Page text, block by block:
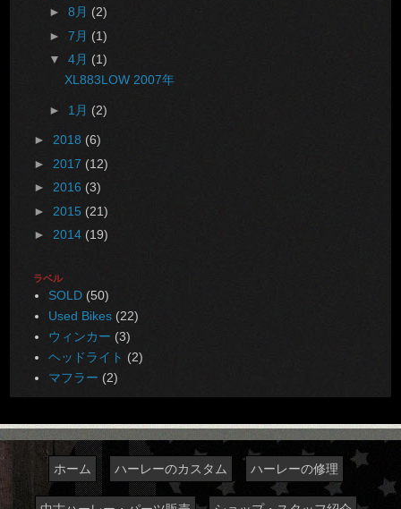
► 8月 (2)
► 7月 (1)
▼ 4月 (1)
XL883LOW 2007年
► 1月 (2)
► 2018 (6)
► 2017 (12)
► 2016 (3)
► 2015 (21)
► 2014 (19)
ラベル
SOLD (50)
Used Bikes (22)
ウィンカー (3)
ヘッドライト (2)
マフラー (2)
ホーム ハーレーのカスタム ハーレーの修理